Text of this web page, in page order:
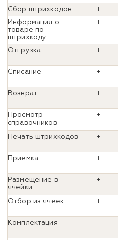
Сбор штрихкодов +
Информация о
товаре по
штрихкоду
+
Отгрузка +
Списание +
Возврат +
Просмотр
справочников
+
Печать штрихкодов +
Приемка +
Размещение в
ячейки
+
Отбор из ячеек
+
Комплектация